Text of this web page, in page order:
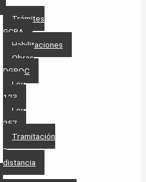
Trámites
GCBA
Habilitaciones
Obras
DGROC
Ley
123
Ley
257
Tramitación
a
distancia